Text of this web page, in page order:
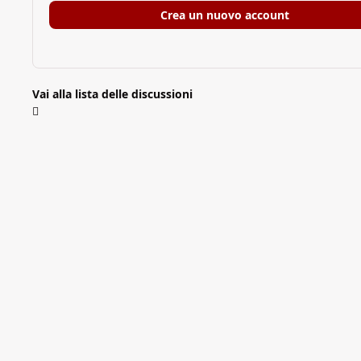
Crea un nuovo account
Vai alla lista delle discussioni